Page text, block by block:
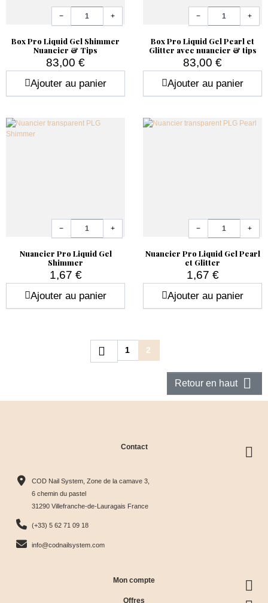
Box Pro Liquid Gel Shimmer
Nuancier & Tips
83,00 €
− +
Ajouter au panier
Box Pro Liquid Gel Pearl et
Glitter avec nuancier & tips
83,00 €
− +
Ajouter au panier
Nuancier Pro Liquid Gel
Shimmer
1,67 €
− +
Ajouter au panier
Nuancier Pro Liquid Gel Pearl
et Glitter
1,67 €
− +
Ajouter au panier
Précédent
 1 2
Retour en haut 
Contact
COD Nail System, Zone de la camave 3,
6 chemin du pastel
31290 Villefranche-de-Lauragais France
(+33) 5 62 71 09 18
info@codnailsystem.com
Mon compte
Offres